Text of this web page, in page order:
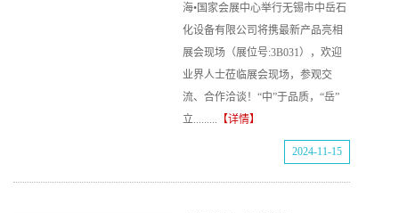
海•国家会展中心举行无锡市中岳石
化设备有限公司将携最新产品亮相
展会现场（展位号:3B031），欢迎
业界人士莅临展会现场，参观交
流、合作洽谈！“中”于品质，“岳”
立......... 【详情】
2024-11-15